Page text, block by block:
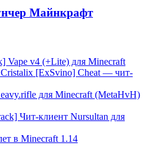
Майнкрафт
Vape v4 (+Lite) для Minecraft
[ExSvino] Cheat — чит-
для Minecraft (MetaHvH)
Чит-клиент Nursultan для
в Minecraft 1.14